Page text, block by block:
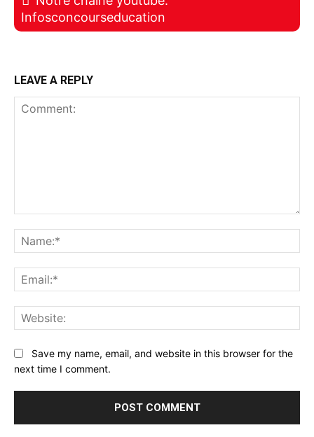
Infosconcourseducation
LEAVE A REPLY
Save my name, email, and website in this browser for the
next time I comment.